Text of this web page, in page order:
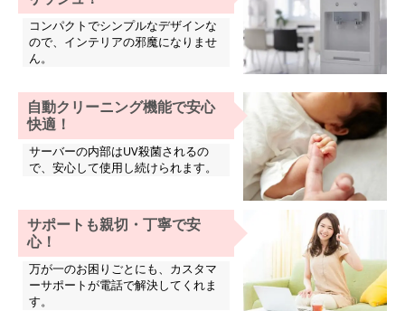
コンパクトでシンプルなデザインな
ので、インテリアの邪魔になりませ
ん。
自動クリーニング機能で安心
快適！
サーバーの内部はUV殺菌されるの
で、安心して使用し続けられます。
サポートも親切・丁寧で安
心！
万が一のお困りごとにも、カスタマ
ーサポートが電話で解決してくれま
す。